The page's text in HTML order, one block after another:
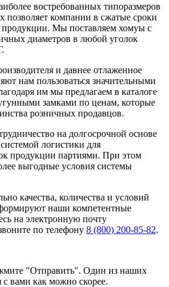
востребованных типоразмеров
позволяет компании в сжатые сроки
продукции. Мы поставляем хомуы с
диаметров в любой уголок
и давнее отлаженное
нам пользоваться значительными
им мы предлагаем в каталоге
замками по ценам, которые
розничных продавцов.
на долгосрочной основе
логистики для
продукции партиями. При этом
выгодные условия системы
качества, количества и условий
наши компетентные
на электронную почту
по телефону 8 (800) 200-85-82.
"Отправить". Один из наших
с вами как можно скорее.